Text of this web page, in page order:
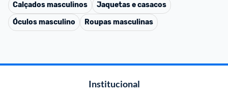
Calçados masculinos
Jaquetas e casacos
Óculos masculino
Roupas masculinas
Institucional